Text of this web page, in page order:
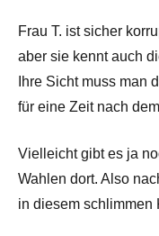
Frau T. ist sicher
aber sie kennt auch
Ihre Sicht muss man
für eine Zeit nach
Vielleicht gibt es ja
Wahlen dort. Also
in diesem schlimmen